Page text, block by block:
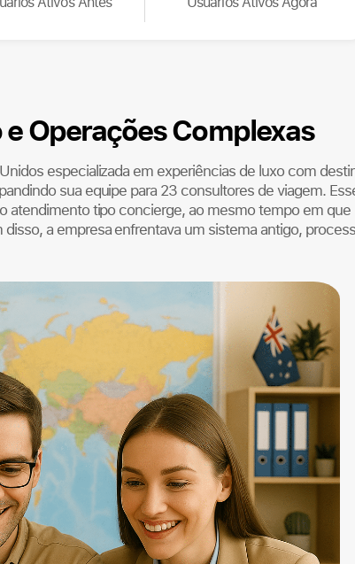
Operações Complexas
especializada em experiências de luxo com
sua equipe para 23 consultores de viagem.
atendimento tipo concierge, ao mesmo tempo em que
a empresa enfrentava um sistema antigo,